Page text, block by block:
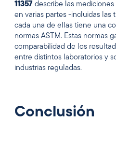
11357 describe las
en varias partes -incluidas las
cada una de ellas tiene una
normas ASTM. Estas normas
comparabilidad de los
entre distintos laboratorios y
industrias reguladas.
Conclusión